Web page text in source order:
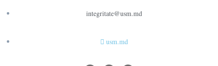
integritate@usm.md
usm.md